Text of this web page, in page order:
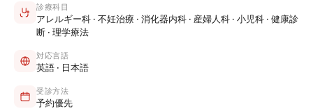
診療科目
アレルギー科 · 不妊治療 · 消化器内科 · 産婦人科 · 小児科 · 健康診
断 · 理学療法
対応言語
英語 · 日本語
受診方法
予約優先